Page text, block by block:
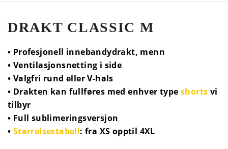
DRAKT CLASSIC M
• Profesjonell innebandydrakt, menn
• Ventilasjonsnetting i side
• Valgfri rund eller V-hals
• Drakten kan fullføres med enhver type shorts vi
tilbyr
• Full sublimeringsversjon
• Størrelsestabell: fra XS opptil 4XL